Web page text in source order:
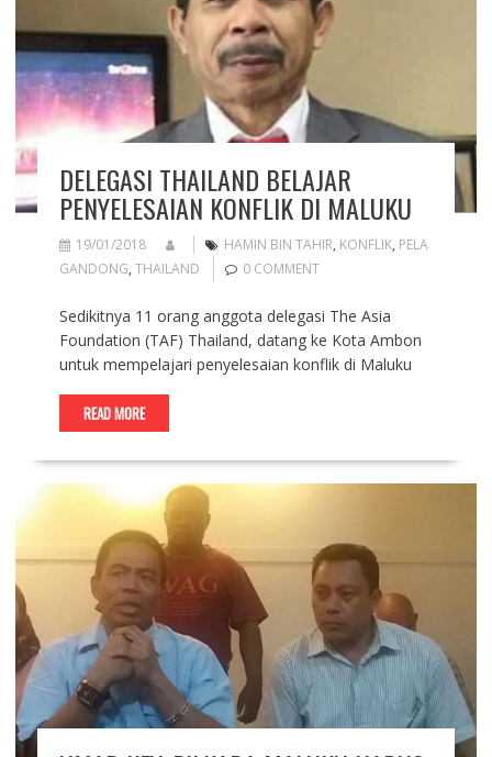
DELEGASI THAILAND BELAJAR
PENYELESAIAN KONFLIK DI MALUKU
19/01/2018 HAMIN BIN TAHIR, KONFLIK, PELA
GANDONG, THAILAND 0 COMMENT
Sedikitnya 11 orang anggota delegasi The Asia
Foundation (TAF) Thailand, datang ke Kota Ambon
untuk mempelajari penyelesaian konflik di Maluku
READ MORE